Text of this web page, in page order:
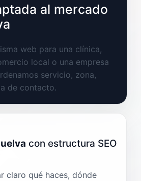
al mercado
web para una clínica,
local o una empresa
servicio, zona,
de contacto.
con estructura SEO
claro qué haces, dónde